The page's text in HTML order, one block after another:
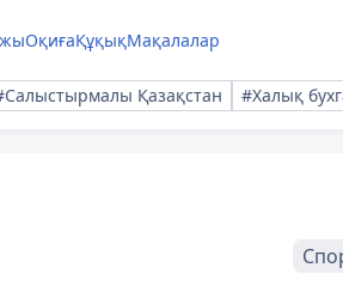
ОқиғаҚұқықМақалалар
Қазақстан #Халық